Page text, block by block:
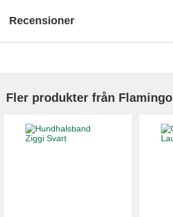
Recensioner
Fler produkter från Flamingo